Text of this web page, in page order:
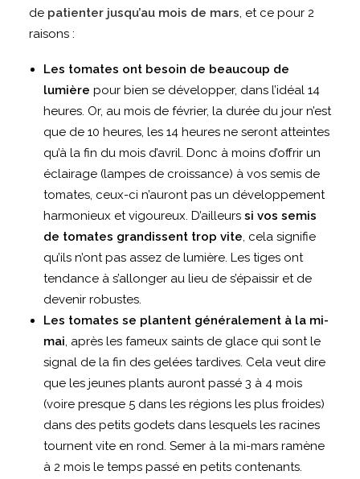
de patienter jusqu’au mois de mars, et ce pour 2
raisons :
Les tomates ont besoin de beaucoup de
lumière pour bien se développer, dans l’idéal 14
heures. Or, au mois de février, la durée du jour n’est
que de 10 heures, les 14 heures ne seront atteintes
qu’à la fin du mois d’avril. Donc à moins d’offrir un
éclairage (lampes de croissance) à vos semis de
tomates, ceux-ci n’auront pas un développement
harmonieux et vigoureux. D’ailleurs si vos semis
de tomates grandissent trop vite, cela signifie
qu’ils n’ont pas assez de lumière. Les tiges ont
tendance à s’allonger au lieu de s’épaissir et de
devenir robustes.
Les tomates se plantent généralement à la mi-
mai, après les fameux saints de glace qui sont le
signal de la fin des gelées tardives. Cela veut dire
que les jeunes plants auront passé 3 à 4 mois
(voire presque 5 dans les régions les plus froides)
dans des petits godets dans lesquels les racines
tournent vite en rond. Semer à la mi-mars ramène
à 2 mois le temps passé en petits contenants.